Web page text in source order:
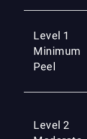
Level 1
Minimum
Peel
Level 2